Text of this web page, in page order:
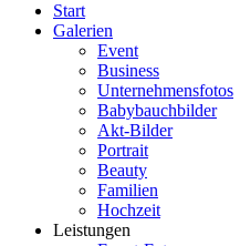
Start
Galerien
Event
Business
Unternehmensfotos
Babybauchbilder
Akt-Bilder
Portrait
Beauty
Familien
Hochzeit
Leistungen